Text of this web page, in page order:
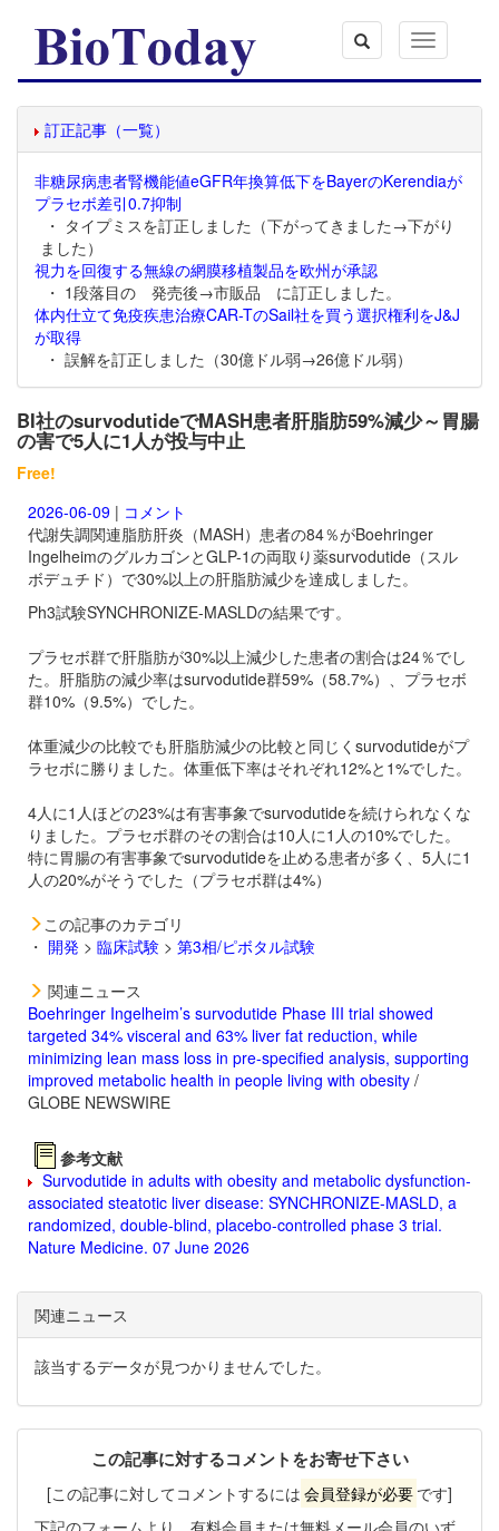
Toggle
navigation
訂正記事（一覧）
非糖尿病患者腎機能値eGFR年換算低下をBayerのKerendiaが
プラセボ差引0.7抑制
・ タイプミスを訂正しました（下がってきました→下がり
ました）
視力を回復する無線の網膜移植製品を欧州が承認
・ 1段落目の 発売後→市販品 に訂正しました。
体内仕立て免疫疾患治療CAR-TのSail社を買う選択権利をJ&J
が取得
・ 誤解を訂正しました（30億ドル弱→26億ドル弱）
BI社のsurvodutideでMASH患者肝脂肪59%減少～胃腸
の害で5人に1人が投与中止
Free!
2026-06-09 | コメント
代謝失調関連脂肪肝炎（MASH）患者の84％がBoehringer
IngelheimのグルカゴンとGLP-1の両取り薬survodutide（スル
ボデュチド）で30%以上の肝脂肪減少を達成しました。
Ph3試験SYNCHRONIZE-MASLDの結果です。
プラセボ群で肝脂肪が30%以上減少した患者の割合は24％でし
た。肝脂肪の減少率はsurvodutide群59%（58.7%）、プラセボ
群10%（9.5%）でした。
体重減少の比較でも肝脂肪減少の比較と同じく survodutideがプ
ラセボに勝りました。体重低下率はそれぞれ12%と1%でした。
4人に1人ほどの23%は有害事象でsurvodutideを続けられなくな
りました。プラセボ群のその割合は10人に1人の10%でした。
特に胃腸の有害事象でsurvodutideを止める患者が多く、5人に1
人の20%がそうでした（プラセボ群は4%）
この記事のカテゴリ
・ 開発 > 臨床試験 > 第3相/ピボタル試験
関連ニュース
Boehringer Ingelheim’s survodutide Phase III trial showed
targeted 34% visceral and 63% liver fat reduction, while
minimizing lean mass loss in pre-specified analysis, supporting
improved metabolic health in people living with obesity /
GLOBE NEWSWIRE
参考文献
Survodutide in adults with obesity and metabolic dysfunction-
associated steatotic liver disease: SYNCHRONIZE-MASLD, a
randomized, double-blind, placebo-controlled phase 3 trial.
Nature Medicine. 07 June 2026
関連ニュース
該当するデータが見つかりませんでした。
この記事に対するコメントをお寄せ下さい
[この記事に対してコメントするには 会員登録が必要 です]
下記のフォームより、有料会員または無料メール会員のいず